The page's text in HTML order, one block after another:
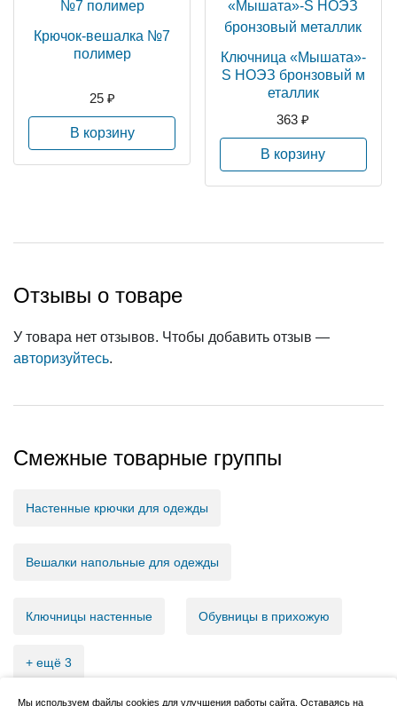
Крючок-вешалка №7
полимер
25 ₽
В корзину
Ключница «Мышата»-
S НОЭЗ бронзовый м
еталлик
363 ₽
В корзину
Отзывы о товаре
У товара нет отзывов. Чтобы добавить отзыв —
авторизуйтесь.
Смежные товарные группы
Настенные крючки для одежды
Вешалки напольные для одежды
Ключницы настенные Обувницы в прихожую
+ ещё 3
Мы используем файлы cookies для улучшения работы сайта. Оставаясь на